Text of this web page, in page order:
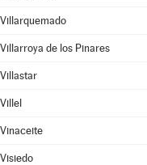
Villarquemado
Villarroya de los Pinares
Villastar
Villel
Vinaceite
Visiedo